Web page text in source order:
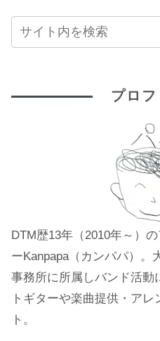
プロ
DTM歴13年（2010年～）
ーKanpapa（カンパパ）。
事務所に所属しバンド活動
トギターや楽曲提供・ア
ト。